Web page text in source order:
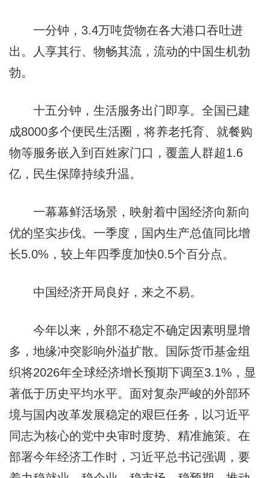
一分钟，3.4万吨货物在各大港口吞吐进
出。人享其行、物畅其流，流动的中国生机勃
勃。
十五分钟，生活服务出门即享。全国已建
成8000多个便民生活圈，将养老托育、就餐购
物等服务嵌入到百姓家门口，覆盖人群超1.6
亿，民生保障持续升温。
一幕幕鲜活场景，映射着中国经济向新向
优的坚实步伐。一季度，国内生产总值同比增
长5.0%，较上年四季度加快0.5个百分点。
中国经济开局良好，来之不易。
今年以来，外部不稳定不确定因素明显增
多，地缘冲突影响外溢扩散。国际货币基金组
织将2026年全球经济增长预期下调至3.1%，显
著低于历史平均水平。面对复杂严峻的外部环
境与国内改革发展稳定的艰巨任务，以习近平
同志为核心的党中央审时度势、精准施策。在
部署今年经济工作时，习近平总书记强调，要